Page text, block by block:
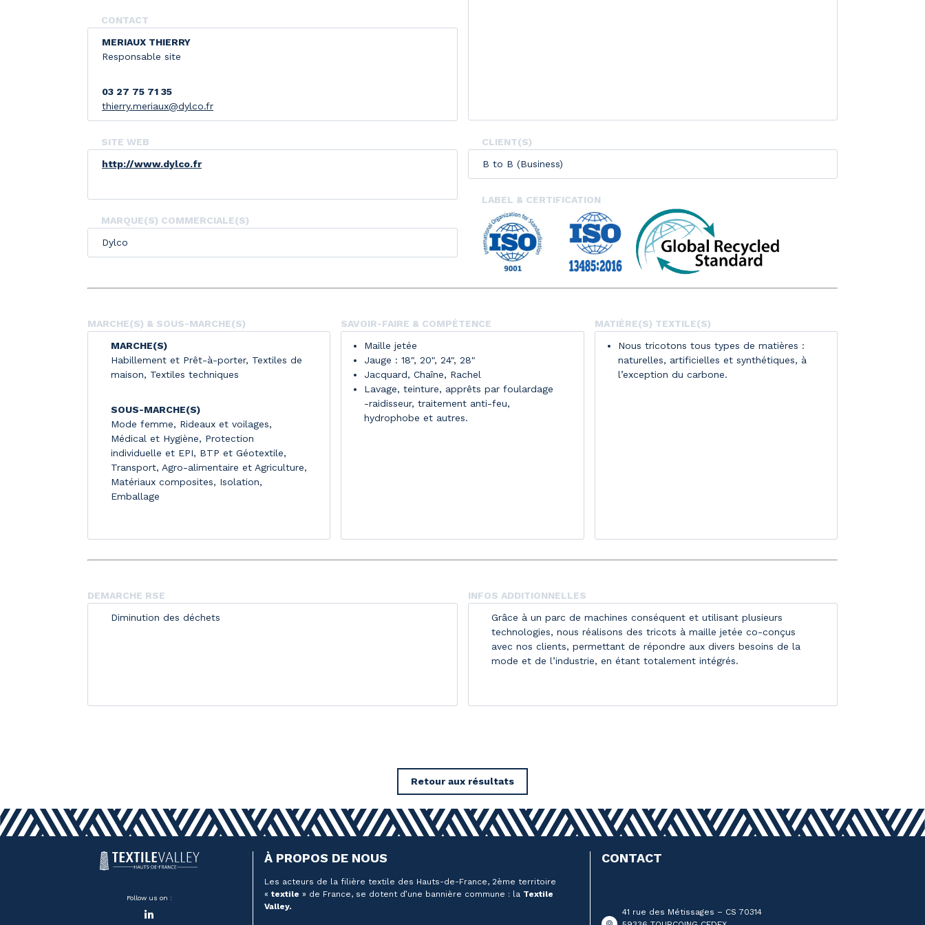
CONTACT
MERIAUX THIERRY
Responsable site
03 27 75 71 35
thierry.meriaux@dylco.fr
SITE WEB
http://www.dylco.fr
MARQUE(S) COMMERCIALE(S)
Dylco
CLIENT(S)
B to B (Business)
LABEL & CERTIFICATION
MARCHE(S) & SOUS-MARCHE(S)
MARCHE(S)
Habillement et Prêt-à-porter, Textiles de
maison, Textiles techniques
SOUS-MARCHE(S)
Mode femme, Rideaux et voilages,
Médical et Hygiène, Protection
individuelle et EPI, BTP et Géotextile,
Transport, Agro-alimentaire et Agriculture,
Matériaux composites, Isolation,
Emballage
SAVOIR-FAIRE & COMPÉTENCE
Maille jetée
Jauge : 18", 20", 24", 28"
Jacquard, Chaîne, Rachel
Lavage, teinture, apprêts par foulardage
-raidisseur, traitement anti-feu,
hydrophobe et autres.
MATIÈRE(S) TEXTILE(S)
Nous tricotons tous types de matières :
naturelles, artificielles et synthétiques, à
l’exception du carbone.
DEMARCHE RSE
Diminution des déchets
INFOS ADDITIONNELLES
Grâce à un parc de machines conséquent et utilisant plusieurs
technologies, nous réalisons des tricots à maille jetée co-conçus
avec nos clients, permettant de répondre aux divers besoins de la
mode et de l’industrie, en étant totalement intégrés.
Retour aux résultats
Follow us on :
À PROPOS DE NOUS
Les acteurs de la filière textile des Hauts-de-France, 2ème territoire
« textile » de France, se dotent d’une bannière commune : la Textile
Valley.
CONTACT
41 rue des Métissages – CS 70314